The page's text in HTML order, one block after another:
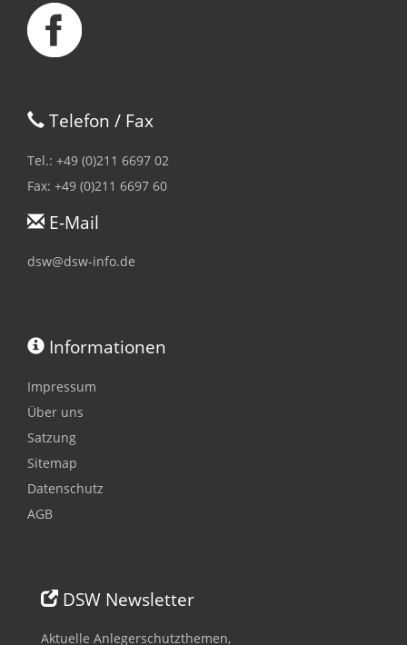
Telefon / Fax
Tel.: +49 (0)211 6697 02
Fax: +49 (0)211 6697 60
E-Mail
dsw@dsw-info.de
Informationen
Impressum
Über uns
Satzung
Sitemap
Datenschutz
AGB
DSW Newsletter
Aktuelle Anlegerschutzthemen,